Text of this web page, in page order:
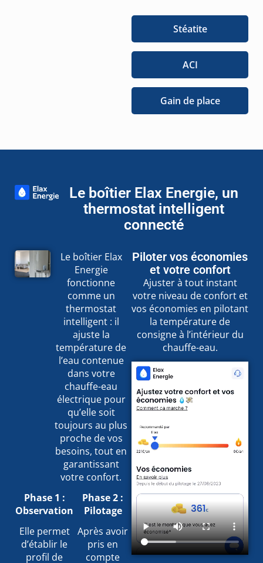
Stéatite
ACI
Gain de place
Le boîtier Elax Energie, un
thermostat intelligent
connecté
Le boîtier Elax
Energie
fonctionne
comme un
thermostat
intelligent : il
ajuste la
température de
l’eau contenue
dans votre
chauffe-eau
électrique pour
qu’elle soit
toujours au plus
proche de vos
besoins, tout en
garantissant
votre confort.
Phase 1 :
Observation
Elle permet
d’établir le
profil de
Phase 2 :
Pilotage
Après avoir
pris en
compte
Piloter vos économies
et votre confort
Ajuster à tout instant
votre niveau de confort et
vos économies en pilotant
la température de
consigne à l’intérieur du
chauffe-eau.